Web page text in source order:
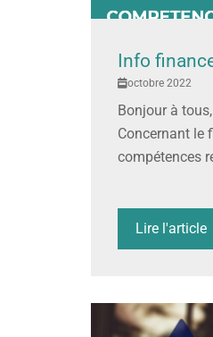
Info
octobre 2022
Bonjour à
Concernant le
compétences
Lire l'article